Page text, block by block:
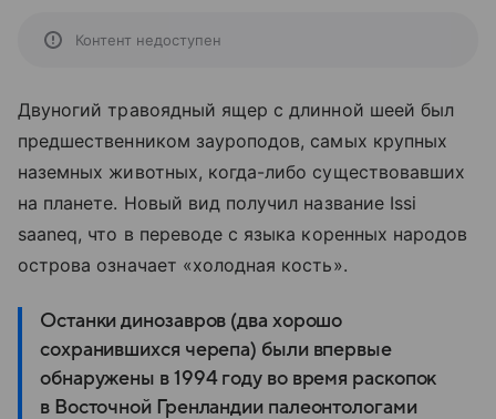
Контент недоступен
Двуногий травоядный ящер с длинной шеей был
предшественником зауроподов, самых крупных
наземных животных, когда-либо существовавших
на планете. Новый вид получил название Issi
saaneq, что в переводе с языка коренных народов
острова означает «холодная кость».
Останки динозавров (два хорошо
сохранившихся черепа) были впервые
обнаружены в 1994 году во время раскопок
в Восточной Гренландии палеонтологами